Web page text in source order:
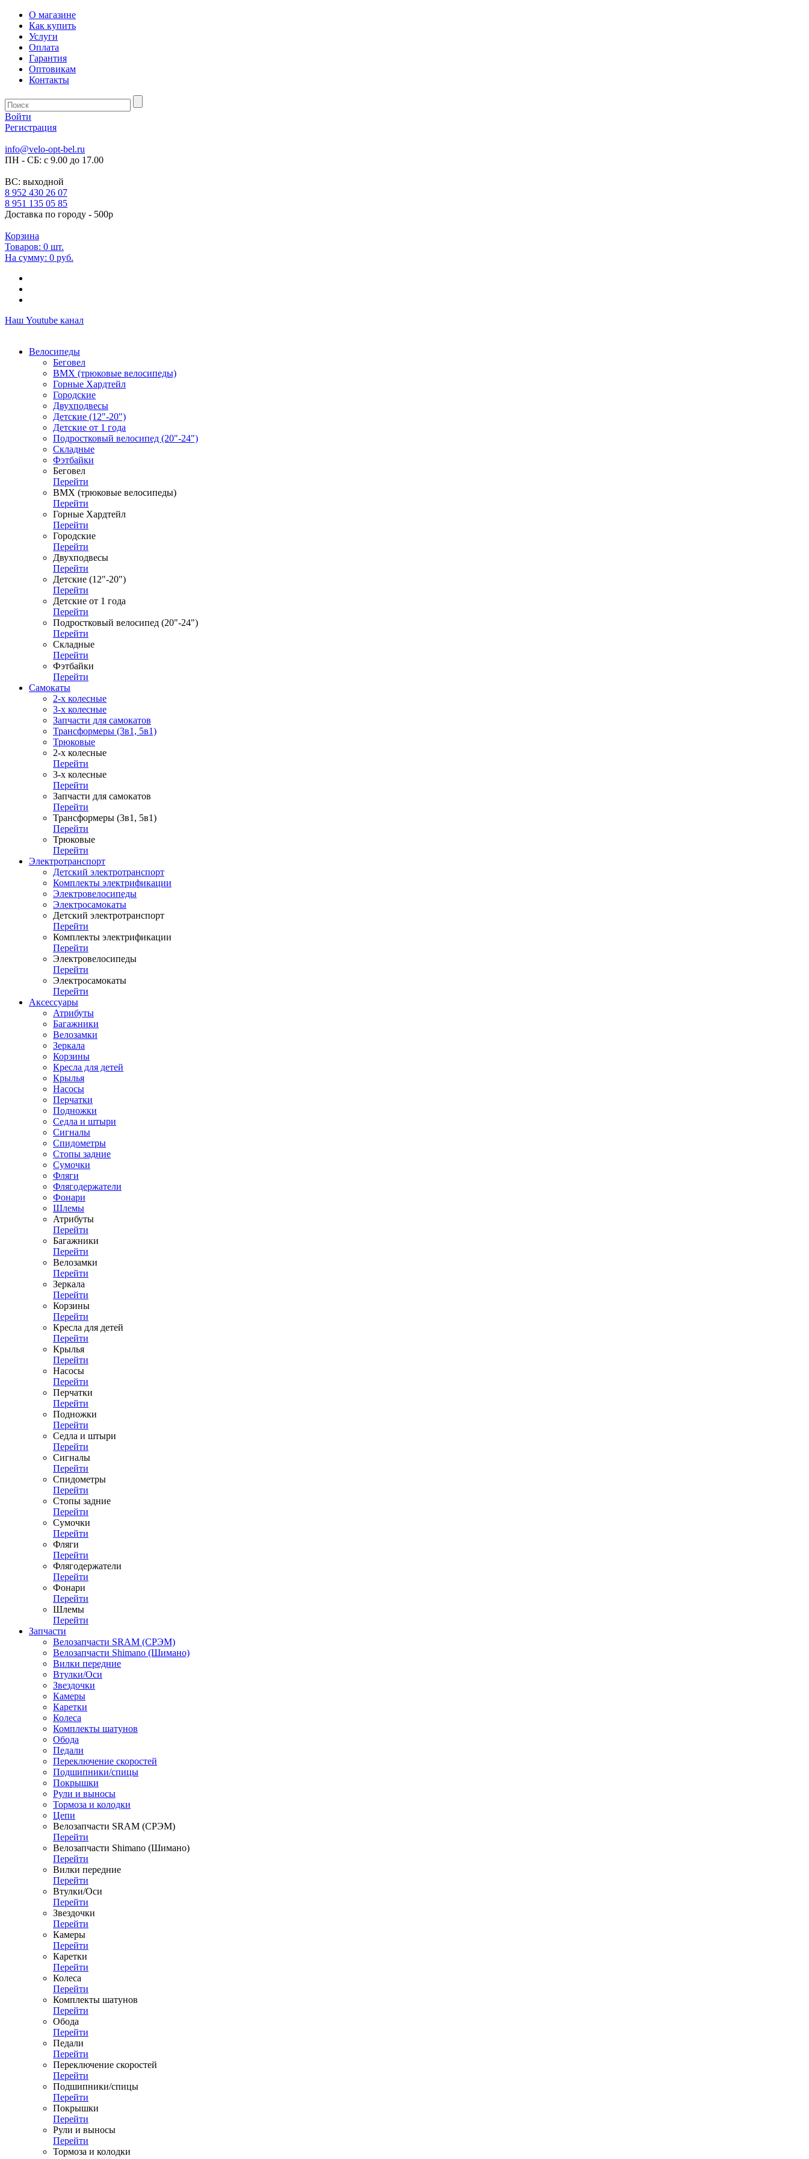
О магазине
Как купить
Услуги
Оплата
Гарантия
Оптовикам
Контакты
Войти
Регистрация
info@velo-opt-bel.ru
ПН - СБ: с 9.00 до 17.00
ВС: выходной
8 952 430 26 07
8 951 135 05 85
Доставка по городу - 500р
Корзина
Товаров: 0 шт.
На сумму: 0 руб.
Наш Youtube канал
Велосипеды
Беговел
ВМХ (трюковые велосипеды)
Горные Хардтейл
Городские
Двухподвесы
Детские (12"-20")
Детские от 1 года
Подростковый велосипед (20"-24")
Складные
Фэтбайки
Беговел
Перейти
ВМХ (трюковые велосипеды)
Перейти
Горные Хардтейл
Перейти
Городские
Перейти
Двухподвесы
Перейти
Детские (12"-20")
Перейти
Детские от 1 года
Перейти
Подростковый велосипед (20"-24")
Перейти
Складные
Перейти
Фэтбайки
Перейти
Самокаты
2-х колесные
3-х колесные
Запчасти для самокатов
Трансформеры (3в1, 5в1)
Трюковые
2-х колесные
Перейти
3-х колесные
Перейти
Запчасти для самокатов
Перейти
Трансформеры (3в1, 5в1)
Перейти
Трюковые
Перейти
Электротранспорт
Детский электротранспорт
Комплекты электрификации
Электровелосипеды
Электросамокаты
Детский электротранспорт
Перейти
Комплекты электрификации
Перейти
Электровелосипеды
Перейти
Электросамокаты
Перейти
Аксессуары
Атрибуты
Багажники
Велозамки
Зеркала
Корзины
Кресла для детей
Крылья
Насосы
Перчатки
Подножки
Седла и штыри
Сигналы
Спидометры
Стопы задние
Сумочки
Фляги
Флягодержатели
Фонари
Шлемы
Атрибуты
Перейти
Багажники
Перейти
Велозамки
Перейти
Зеркала
Перейти
Корзины
Перейти
Кресла для детей
Перейти
Крылья
Перейти
Насосы
Перейти
Перчатки
Перейти
Подножки
Перейти
Седла и штыри
Перейти
Сигналы
Перейти
Спидометры
Перейти
Стопы задние
Перейти
Сумочки
Перейти
Фляги
Перейти
Флягодержатели
Перейти
Фонари
Перейти
Шлемы
Перейти
Запчасти
Велозапчасти SRAM (СРЭМ)
Велозапчасти Shimano (Шимано)
Вилки передние
Втулки/Оси
Звездочки
Камеры
Каретки
Колеса
Комплекты шатунов
Обода
Педали
Переключение скоростей
Подшипники/спицы
Покрышки
Рули и выносы
Тормоза и колодки
Цепи
Велозапчасти SRAM (СРЭМ)
Перейти
Велозапчасти Shimano (Шимано)
Перейти
Вилки передние
Перейти
Втулки/Оси
Перейти
Звездочки
Перейти
Камеры
Перейти
Каретки
Перейти
Колеса
Перейти
Комплекты шатунов
Перейти
Обода
Перейти
Педали
Перейти
Переключение скоростей
Перейти
Подшипники/спицы
Перейти
Покрышки
Перейти
Рули и выносы
Перейти
Тормоза и колодки